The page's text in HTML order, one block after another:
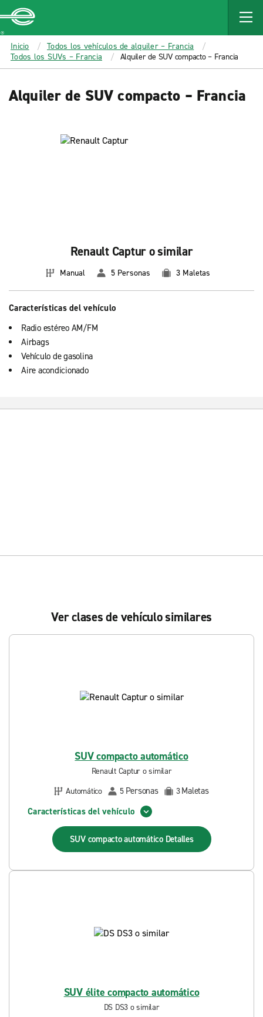
MAIN
CONTENT
Enterprise
Inicio
Todos los vehículos de alquiler – Francia
Todos los SUVs – Francia
Alquiler de SUV compacto – Francia
Alquiler de SUV compacto – Francia
Renault Captur o similar
Manual 5 Personas 3 Maletas
Características del vehículo
Radio estéreo AM/FM
Airbags
Vehículo de gasolina
Aire acondicionado
Ver clases de vehículo similares
SUV compacto automático
Renault Captur o similar
Automático
5 Personas 3Maletas
Características del vehículo
SUV compacto automático Detalles
SUV élite compacto automático
DS DS3 o similar